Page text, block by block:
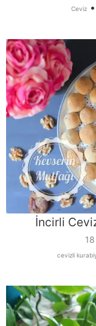
Ceviz •
İncirli
cevizli